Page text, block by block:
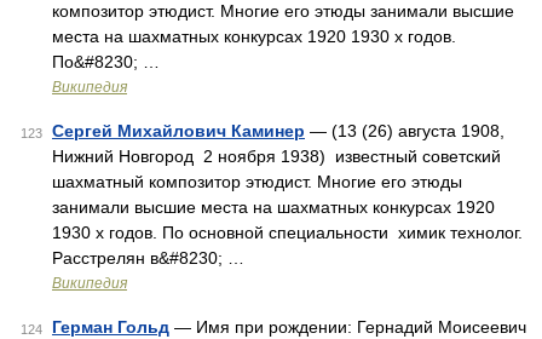
композитор этюдист. Многие его этюды занимали высшие
места на шахматных конкурсах 1920 1930 х годов.
По&#8230; …
Википедия
123 Сергей Михайлович Каминер — (13 (26) августа 1908,
Нижний Новгород 2 ноября 1938) известный советский
шахматный композитор этюдист. Многие его этюды
занимали высшие места на шахматных конкурсах 1920
1930 х годов. По основной специальности химик технолог.
Расстрелян в&#8230; …
Википедия
124 Герман Гольд — Имя при рождении: Гернадий Моисеевич